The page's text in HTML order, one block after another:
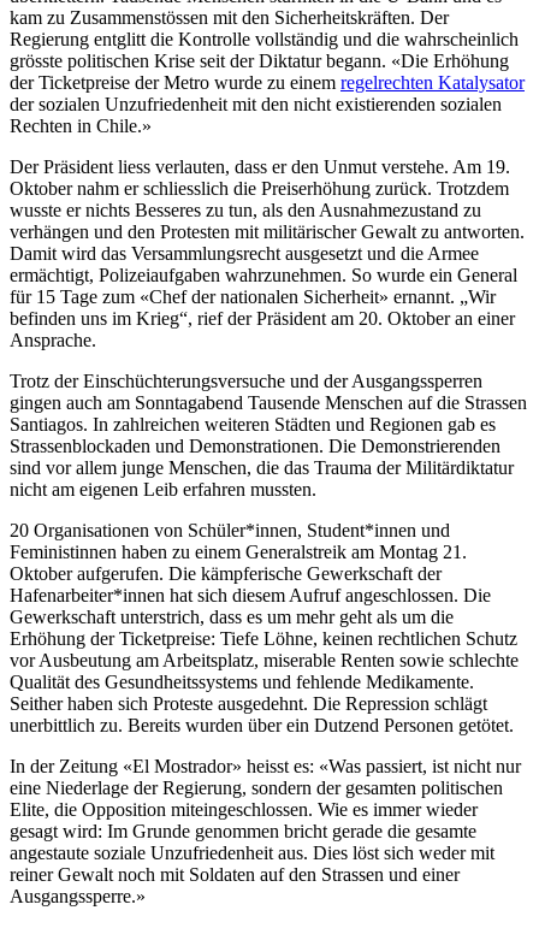
kam zu Zusammenstössen mit den Sicherheitskräften. Der
Regierung entglitt die Kontrolle vollständig und die wahrscheinlich
grösste politischen Krise seit der Diktatur begann. «Die Erhöhung
der Ticketpreise der Metro wurde zu einem regelrechten Katalysator
der sozialen Unzufriedenheit mit den nicht existierenden sozialen
Rechten in Chile.»
Der Präsident liess verlauten, dass er den Unmut verstehe. Am 19.
Oktober nahm er schliesslich die Preiserhöhung zurück. Trotzdem
wusste er nichts Besseres zu tun, als den Ausnahmezustand zu
verhängen und den Protesten mit militärischer Gewalt zu antworten.
Damit wird das Versammlungsrecht ausgesetzt und die Armee
ermächtigt, Polizeiaufgaben wahrzunehmen. So wurde ein General
für 15 Tage zum «Chef der nationalen Sicherheit» ernannt. „Wir
befinden uns im Krieg“, rief der Präsident am 20. Oktober an einer
Ansprache.
Trotz der Einschüchterungsversuche und der Ausgangssperren
gingen auch am Sonntagabend Tausende Menschen auf die Strassen
Santiagos. In zahlreichen weiteren Städten und Regionen gab es
Strassenblockaden und Demonstrationen. Die Demonstrierenden
sind vor allem junge Menschen, die das Trauma der Militärdiktatur
nicht am eigenen Leib erfahren mussten.
20 Organisationen von Schüler*innen, Student*innen und
Feministinnen haben zu einem Generalstreik am Montag 21.
Oktober aufgerufen. Die kämpferische Gewerkschaft der
Hafenarbeiter*innen hat sich diesem Aufruf angeschlossen. Die
Gewerkschaft unterstrich, dass es um mehr geht als um die
Erhöhung der Ticketpreise: Tiefe Löhne, keinen rechtlichen Schutz
vor Ausbeutung am Arbeitsplatz, miserable Renten sowie schlechte
Qualität des Gesundheitssystems und fehlende Medikamente.
Seither haben sich Proteste ausgedehnt. Die Repression schlägt
unerbittlich zu. Bereits wurden über ein Dutzend Personen getötet.
In der Zeitung «El Mostrador» heisst es: «Was passiert, ist nicht nur
eine Niederlage der Regierung, sondern der gesamten politischen
Elite, die Opposition miteingeschlossen. Wie es immer wieder
gesagt wird: Im Grunde genommen bricht gerade die gesamte
angestaute soziale Unzufriedenheit aus. Dies löst sich weder mit
reiner Gewalt noch mit Soldaten auf den Strassen und einer
Ausgangssperre.»